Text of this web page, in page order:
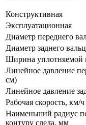
Конструктивная
Эксплуатационная
Диаметр переднего
Диаметр заднего
Ширина уплотняемой
Линейное давление
см)
Линейное давление
Рабочая скорость, км/ч
Наименьший радиус
контуру следа, мм